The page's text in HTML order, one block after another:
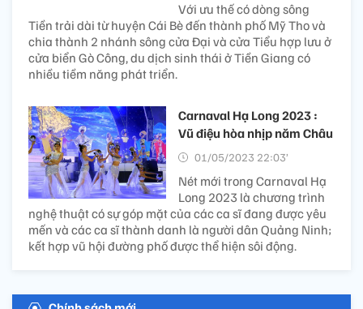
Với ưu thế có dòng sông
Tiền trải dài từ huyện Cái Bè đến thành phố Mỹ Tho và
chia thành 2 nhánh sông cửa Đại và cửa Tiểu hợp lưu ở
cửa biển Gò Công, du dịch sinh thái ở Tiền Giang có
nhiều tiềm năng phát triển.
Carnaval Hạ Long 2023 :
Vũ điệu hòa nhịp năm Châu
01/05/2023 22:03’
Nét mới trong Carnaval Hạ
Long 2023 là chương trình
nghệ thuật có sự góp mặt của các ca sĩ đang được yêu
mến và các ca sĩ thành danh là người dân Quảng Ninh;
kết hợp vũ hội đường phố được thể hiện sôi động.